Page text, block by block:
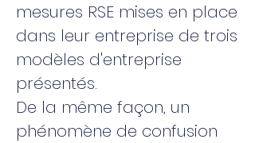
mesures RSE mises en place
dans leur entreprise de trois
modèles d'entreprise
présentés.
De la même façon, un
phénomène de confusion